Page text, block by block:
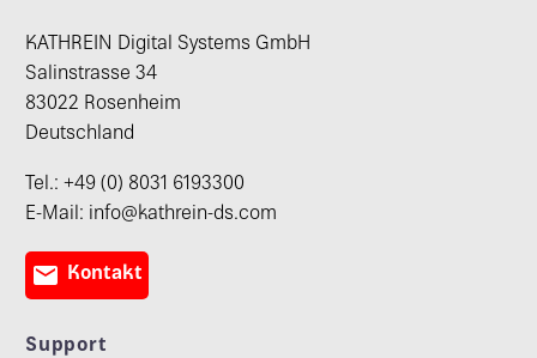
KATHREIN Digital Systems GmbH
Salinstrasse 34
83022 Rosenheim
Deutschland
Tel.: +49 (0) 8031 6193300
E-Mail: info@kathrein-ds.com
 Kontakt
Support